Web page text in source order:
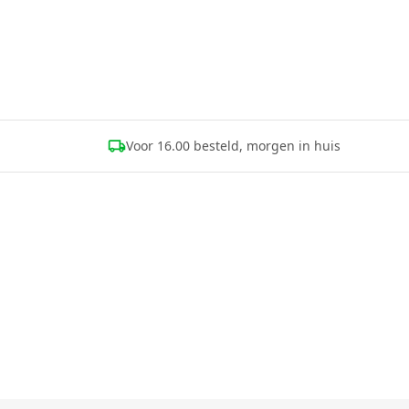
Voor 16.00 besteld, morgen in huis